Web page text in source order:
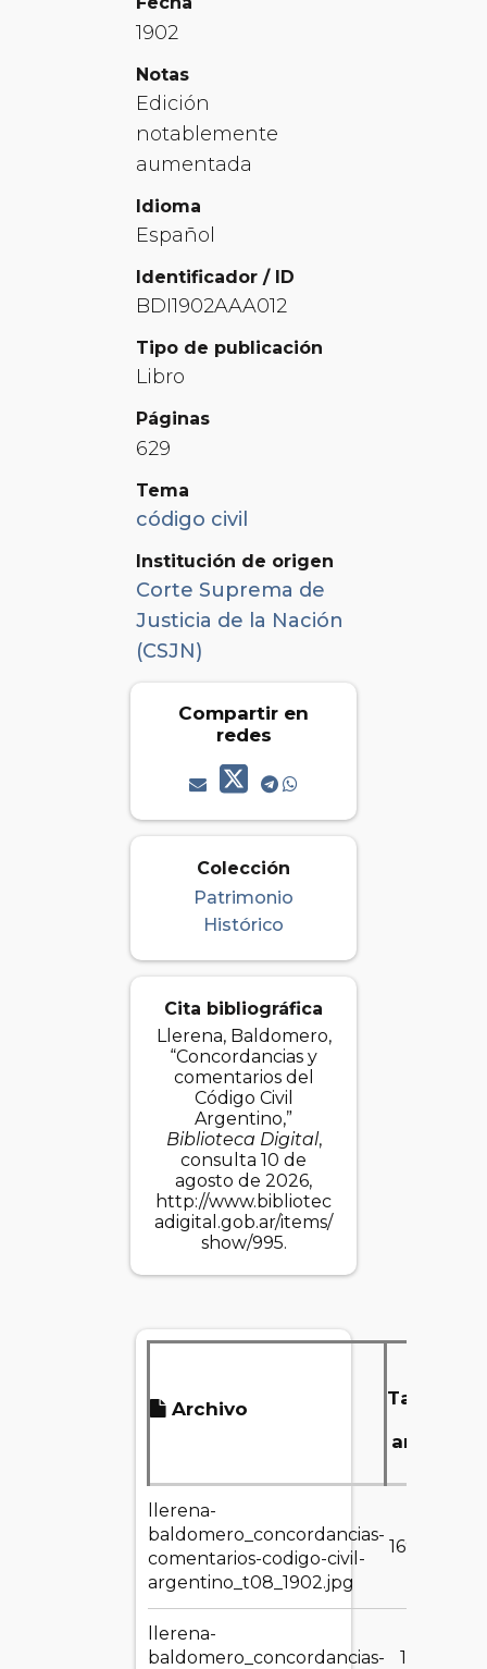
1902
Notas
Edición
notablemente
aumentada
Idioma
Español
Identificador / ID
BDI1902AAA012
Tipo de publicación
Libro
Páginas
629
Tema
código civil
Institución de origen
Corte Suprema de
Justicia de la Nación
(CSJN)
Compartir en
redes
Colección
Patrimonio
Histórico
Cita bibliográfica
Llerena, Baldomero,
“Concordancias y
comentarios del
Código Civil
Argentino,”
Biblioteca Digital,
consulta 10 de
agosto de 2026,
http://www.bibliotec
adigital.gob.ar/items/
show/995.
Archivo
Tamaño
archivo
llerena-
baldomero_concordancias-
comentarios-codigo-civil-
argentino_t08_1902.jpg
169.19 KB
llerena-
baldomero_concordancias-
189.83